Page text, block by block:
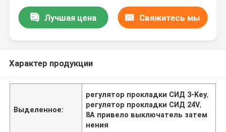
Лучшая цена Свяжитесь мы
Характер продукции
Выделенное:
регулятор прокладки СИД 3-Key,
регулятор прокладки СИД 24V,
8A привело выключатель затем
нения